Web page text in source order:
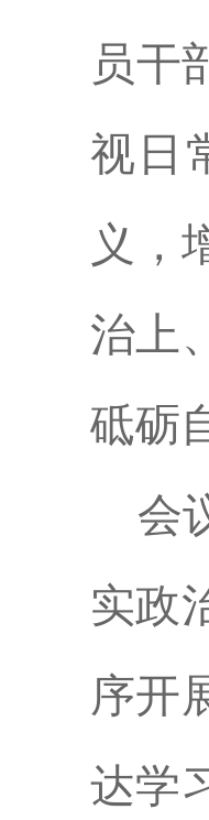
员干
视日
义，
治上
砥砺
会
实政
序开
达学